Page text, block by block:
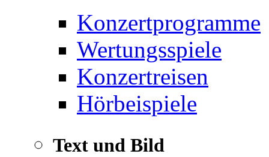
Konzertprogramme
Wertungsspiele
Konzertreisen
Hörbeispiele
Text und Bild